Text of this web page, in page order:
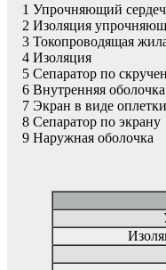
1 Упрочняющий
2 Изоляция
3 Токопроводящая
4 Изоляция
5 Сепаратор по
6 Внутренняя оболочка
7 Экран в виде оплетки
8 Сепаратор по экрану
9 Наружная оболочка